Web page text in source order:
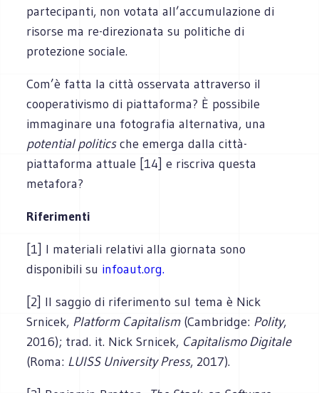
partecipanti, non votata all’accumulazione di
risorse ma re-direzionata su politiche di
protezione sociale.
Com’è fatta la città osservata attraverso il
cooperativismo di piattaforma? È possibile
immaginare una fotografia alternativa, una
potential politicsche emerga dalla città-
piattaforma attuale [14] e riscriva questa
metafora?
Riferimenti
[1] I materiali relativi alla giornata sono
disponibili su infoaut.org.
[2] Il saggio di riferimento sul tema è Nick
Srnicek, Platform Capitalism(Cambridge: Polity,
2016); trad. it. Nick Srnicek, Capitalismo Digitale
(Roma: LUISS University Press, 2017).